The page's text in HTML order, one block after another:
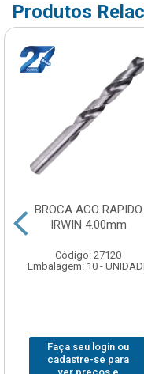
Produtos
BROCA ACO RAPIDO
IRWIN 4.00mm
Código: 27120
Embalagem: 10 -
Faça seu login ou
cadastre-se para